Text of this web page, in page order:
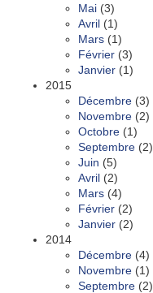
Mai (3)
Avril (1)
Mars (1)
Février (3)
Janvier (1)
2015
Décembre (3)
Novembre (2)
Octobre (1)
Septembre (2)
Juin (5)
Avril (2)
Mars (4)
Février (2)
Janvier (2)
2014
Décembre (4)
Novembre (1)
Septembre (2)